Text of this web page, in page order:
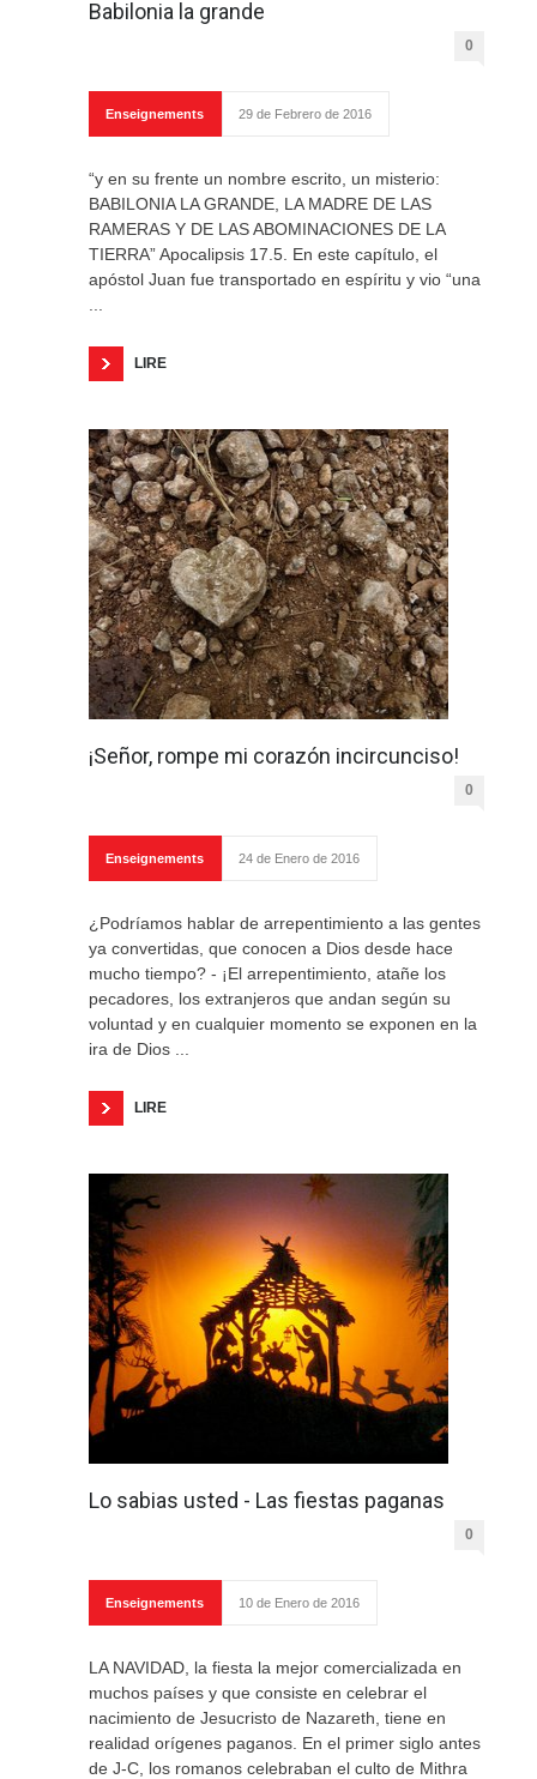
Babilonia la grande
0
Enseignements 29 de Febrero de 2016
“y en su frente un nombre escrito, un misterio:
BABILONIA LA GRANDE, LA MADRE DE LAS
RAMERAS Y DE LAS ABOMINACIONES DE LA
TIERRA” Apocalipsis 17.5. En este capítulo, el
apóstol Juan fue transportado en espíritu y vio “una
LIRE
¡Señor, rompe mi corazón incircunciso!
0
Enseignements 24 de Enero de 2016
¿Podríamos hablar de arrepentimiento a las gentes
ya convertidas, que conocen a Dios desde hace
mucho tiempo? - ¡El arrepentimiento, atañe los
pecadores, los extranjeros que andan según su
voluntad y en cualquier momento se exponen en la
ira de Dios ...
LIRE
Lo sabias usted - Las fiestas paganas
0
Enseignements 10 de Enero de 2016
LA NAVIDAD, la fiesta la mejor comercializada en
muchos países y que consiste en celebrar el
nacimiento de Jesucristo de Nazareth, tiene en
realidad orígenes paganos. En el primer siglo antes
de J-C, los romanos celebraban el culto de Mithra